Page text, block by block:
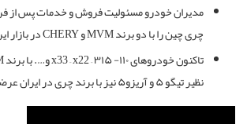
مدیران خودرو مسئولیت فروش و خدمات پس از
چری چین را با دو برند MVM و CHERY در بازار ایران بر عهده دارد.
نظیر تیگو ۵ و آریزو۵ نیز با برند چری در ایران عرضه شده‌اند.